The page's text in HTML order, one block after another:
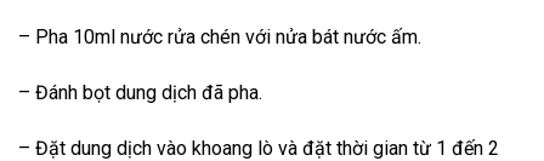
– Pha 10ml nước rửa chén với nửa bát nước ấm.
– Đánh bọt dung dịch đã pha.
– Đặt dung dịch vào khoang lò và đặt thời gian từ 1 đến 2